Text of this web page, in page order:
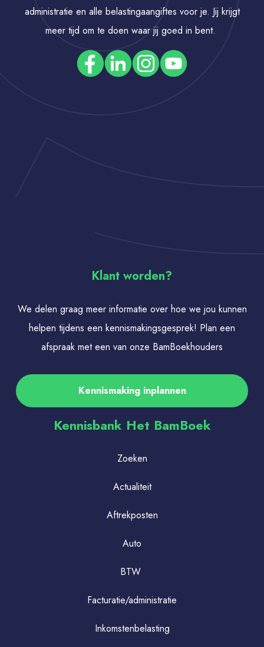
administratie en alle belastingaangiftes voor je. Jij krijgt
meer tijd om te doen waar jij goed in bent.
Klant worden?
We delen graag meer informatie over hoe we jou kunnen
helpen tijdens een kennismakingsgesprek! Plan een
afspraak met een van onze BamBoekhouders
Kennismaking inplannen
Kennisbank Het BamBoek
Zoeken
Actualiteit
Aftrekposten
Auto
BTW
Facturatie/administratie
Inkomstenbelasting